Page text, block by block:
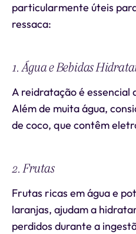
particularmente úteis
ressaca:
1. Água e Bebidas
A reidratação é essencial
Além de muita água,
de coco, que contêm
2. Frutas
Frutas ricas em água e
laranjas, ajudam a
perdidos durante a